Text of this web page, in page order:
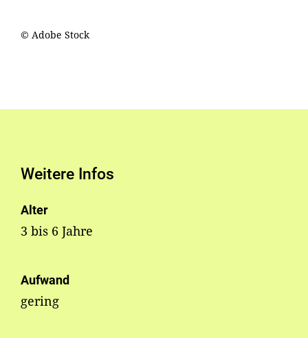
© Adobe Stock
Weitere Infos
Alter
3 bis 6 Jahre
Aufwand
gering